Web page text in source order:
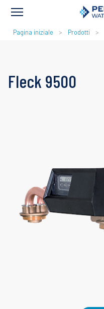
BRICIOLE
Pagina iniziale Prodotti
Fleck 9500